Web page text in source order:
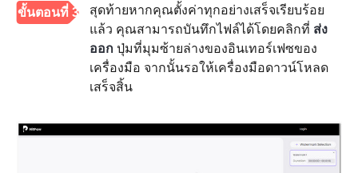
ขั้นตอนที่ 3
สุดท้ายหากคุณตั้งค่าทุกอย่างเสร็จเรียบร้อย
แล้ว คุณสามารถบันทึกไฟล์ได้โดยคลิกที่ ส่ง
ออก ปุ่มที่มุมซ้ายล่างของอินเทอร์เฟซของ
เครื่องมือ จากนั้นรอให้เครื่องมือดาวน์โหลด
เสร็จสิ้น